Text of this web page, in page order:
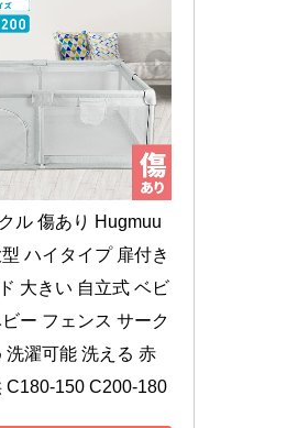
ル 傷あり Hugmuu
ハイタイプ 扉付き
大きい 自立式 ベビ
ー フェンス サーク
洗濯可能 洗える 赤
C180-150 C200-180